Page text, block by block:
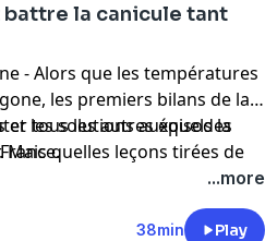
battre la canicule tant
- Alors que les températures
les premiers bilans de la
les solutions auxquels la
Mais quelles leçons tirées de
tous les autres épisodes
.
...more
38min Play